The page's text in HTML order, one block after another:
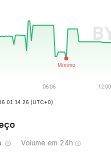
01:14:26 (UTC+0)
Volume em 24h